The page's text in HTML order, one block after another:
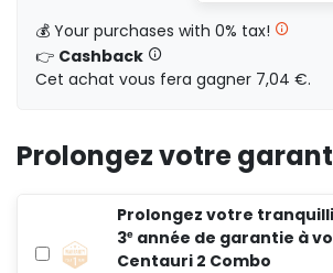
249,17
💰 Your purchases with 0% tax!
👉 Cashback
Cet achat vous fera gagner 7,04 €.
Prolongez votre
Prolongez votre
3ᵉ année de garantie à
Centauri 2 Combo